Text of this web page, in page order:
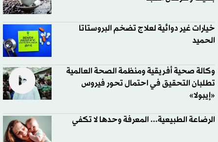
خيارات غير دوائية لعلاج تضخم البروستاتا
الحميد
وكالة صحية أفريقية ومنظمة الصحة العالمية
تطلبان التحقيق في احتمال تحور فيروس
«إيبولا»
الرضاعة الطبيعية... المعرفة وحدها لا تكفي